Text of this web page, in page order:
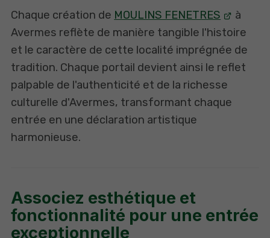
Chaque création de MOULINS FENETRES
à
Avermes reflète de manière tangible l'histoire
et le caractère de cette localité imprégnée de
tradition. Chaque portail devient ainsi le reflet
palpable de l'authenticité et de la richesse
culturelle d'Avermes, transformant chaque
entrée en une déclaration artistique
harmonieuse.
Associez esthétique et
fonctionnalité pour une entrée
exceptionnelle